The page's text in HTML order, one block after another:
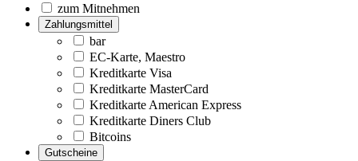
zum Mitnehmen
Zahlungsmittel
bar
EC-Karte, Maestro
Kreditkarte Visa
Kreditkarte MasterCard
Kreditkarte American Express
Kreditkarte Diners Club
Bitcoins
Gutscheine